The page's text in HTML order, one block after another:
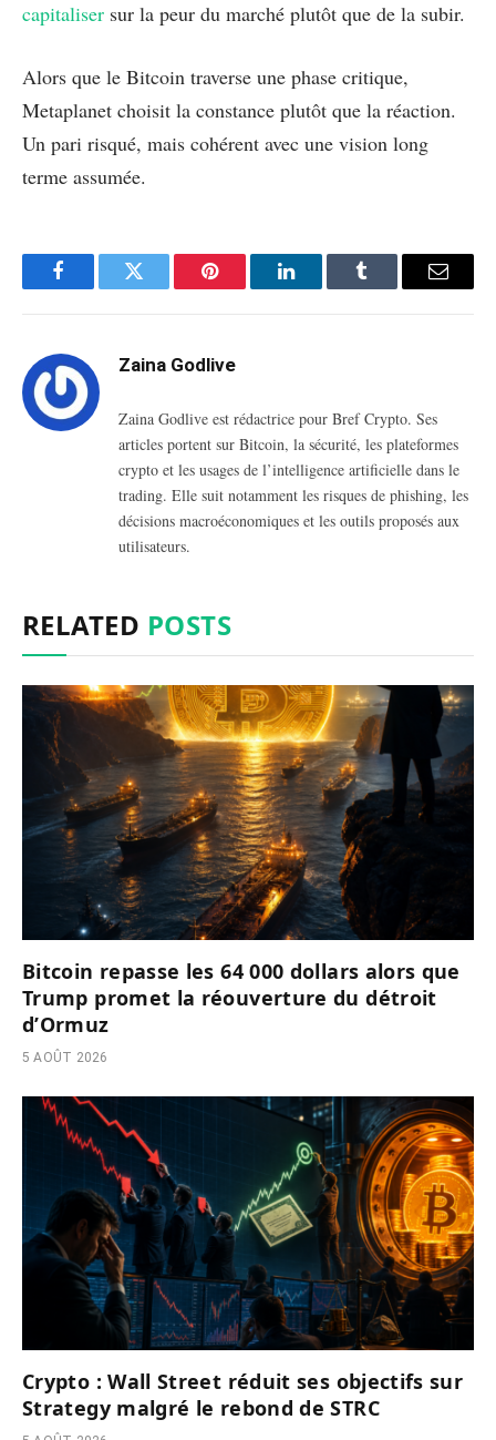
capitaliser sur la peur du marché plutôt que de la subir.
Alors que le Bitcoin traverse une phase critique,
Metaplanet choisit la constance plutôt que la réaction.
Un pari risqué, mais cohérent avec une vision long
terme assumée.
FacebookTwitter Pinterest LinkedInTumblr Email
Zaina Godlive
Zaina Godlive est rédactrice pour Bref Crypto. Ses
articles portent sur Bitcoin, la sécurité, les plateformes
crypto et les usages de l’intelligence artificielle dans le
trading. Elle suit notamment les risques de phishing, les
décisions macroéconomiques et les outils proposés aux
utilisateurs.
RELATED POSTS
Bitcoin repasse les 64 000 dollars alors que
Trump promet la réouverture du détroit
d’Ormuz
5 AOÛT 2026
Crypto : Wall Street réduit ses objectifs sur
Strategy malgré le rebond de STRC